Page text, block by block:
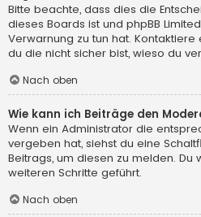
Bitte beachte, dass dies die
dieses Boards ist und phpBB
Verwarnung zu tun hat.
du die nicht sicher bist, wieso du
Nach oben
Wie kann ich Beiträge den
Wenn ein Administrator die
vergeben hat, siehst du eine
Beitrags, um diesen zu melden. Du
weiteren Schritte geführt.
Nach oben